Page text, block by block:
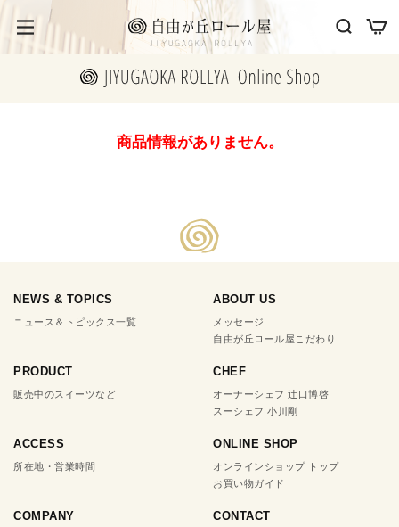
商品情報がありません。
NEWS & TOPICS
ニュース＆トピックス一覧
ABOUT US
メッセージ
自由が丘ロール屋こだわり
PRODUCT
販売中のスイーツなど
CHEF
オーナーシェフ 辻口博啓
スーシェフ 小川剛
ACCESS
所在地・営業時間
ONLINE SHOP
オンラインショップ トップ
お買い物ガイド
COMPANY CONTACT